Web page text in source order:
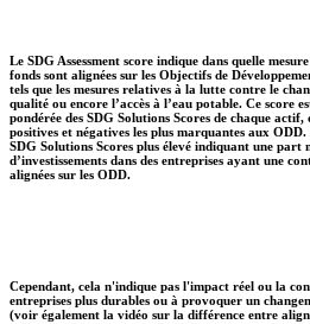
Le SDG Assessment score indique dans quelle
fonds sont alignées sur les Objectifs de
tels que les mesures relatives à la lutte contre le
qualité ou encore l’accès à l’eau potable. Ce score
pondérée des SDG Solutions Scores de chaque
positives et négatives les plus marquantes aux
SDG Solutions Scores plus élevé indiquant une part
d’investissements dans des entreprises ayant une
alignées sur les ODD.
Cependant, cela n'indique pas l'impact réel ou la
entreprises plus durables ou à provoquer un
(voir également la vidéo sur la différence entre